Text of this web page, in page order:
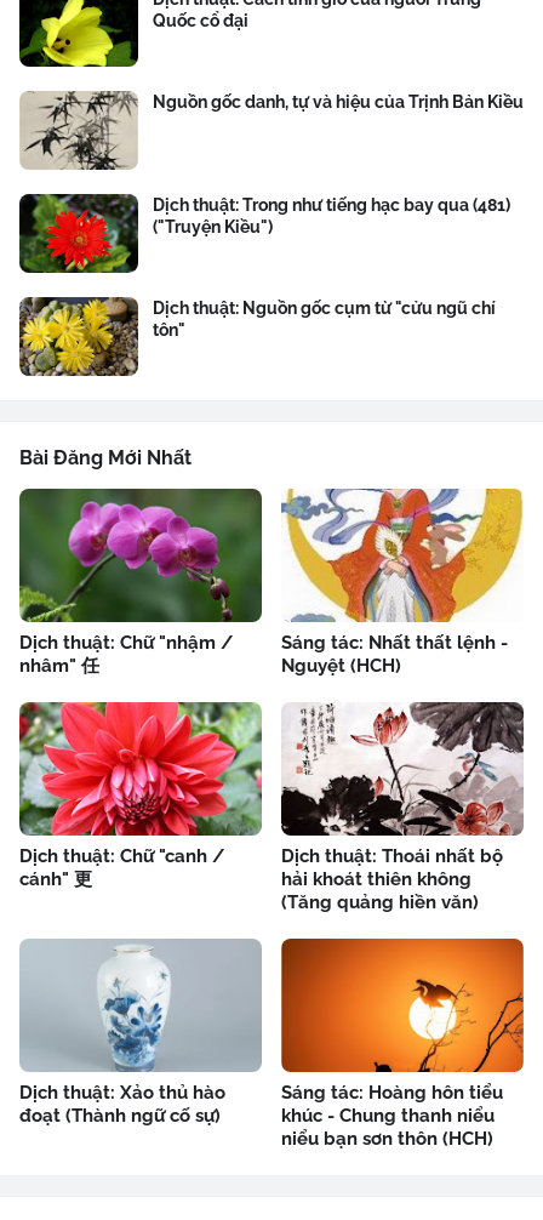
Quốc cổ đại
Nguồn gốc danh, tự và hiệu của Trịnh Bản Kiều
Dịch thuật: Trong như tiếng hạc bay qua (481)
("Truyện Kiều")
Dịch thuật: Nguồn gốc cụm từ "cửu ngũ chí
tôn"
Bài Đăng Mới Nhất
Dịch thuật: Chữ "nhậm /
nhâm" 任
Sáng tác: Nhất thất lệnh -
Nguyệt (HCH)
Dịch thuật: Chữ "canh /
cánh" 更
Dịch thuật: Thoái nhất bộ
hải khoát thiên không
(Tăng quảng hiền văn)
Dịch thuật: Xảo thủ hào
đoạt (Thành ngữ cố sự)
Sáng tác: Hoàng hôn tiểu
khúc - Chung thanh niểu
niểu bạn sơn thôn (HCH)